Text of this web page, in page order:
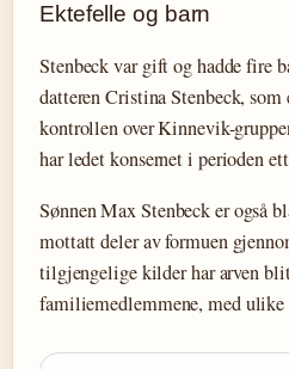
Ektefelle og barn
Stenbeck var gift og hadde fire
datteren Cristina Stenbeck, som
kontrollen over Kinnevik-
har ledet konsernet i perioden
Sønnen Max Stenbeck er også
mottatt deler av formuen
tilgjengelige kilder har arven
familiemedlemmene, med